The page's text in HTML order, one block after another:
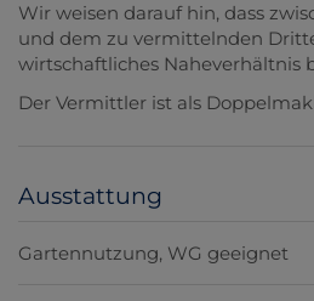
Wir weisen darauf hin, dass
und dem zu vermittelnden
wirtschaftliches Naheverhältnis
Der Vermittler ist als
Ausstattung
Gartennutzung WG geeignet